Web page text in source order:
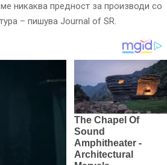
никаква предност за производи со
– пишува Journal of SR.